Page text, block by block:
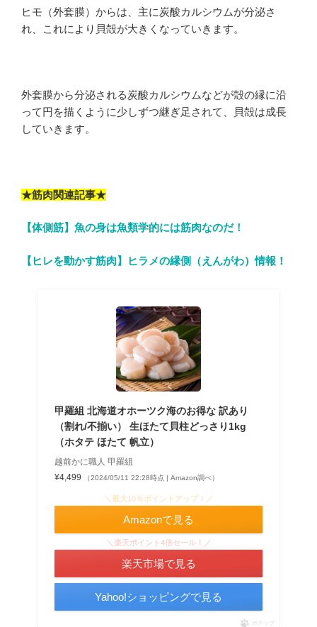
ヒモ（外套膜）からは、主に炭酸カルシウムが分泌さ
れ、これにより貝殻が大きくなっていきます。
外套膜から分泌される炭酸カルシウムなどが殻の縁に沿
って円を描くように少しずつ継ぎ足されて、貝殻は成長
していきます。
★筋肉関連記事★
【体側筋】魚の身は魚類学的には筋肉なのだ！
【ヒレを動かす筋肉】ヒラメの縁側（えんがわ）情報！
甲羅組 北海道オホーツク海のお得な 訳あり
（割れ/不揃い） 生ほたて貝柱どっさり1kg
（ホタテ ほたて 帆立）
越前かに職人 甲羅組
¥4,499
（2024/05/11 22:28時点 | Amazon調べ）
＼最大10％ポイントアップ！／
Amazonで見る
＼楽天ポイント4倍セール！／
楽天市場で見る
Yahoo!ショッピングで見る
ポチップ